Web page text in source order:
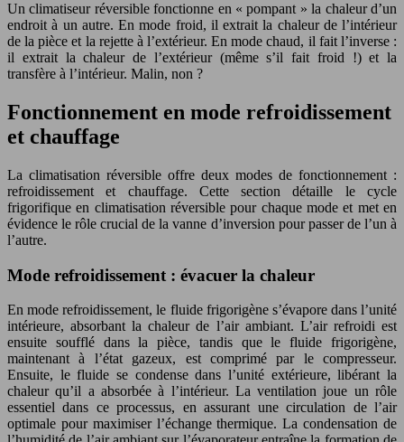
Un climatiseur réversible fonctionne en « pompant » la chaleur d’un
endroit à un autre. En mode froid, il extrait la chaleur de l’intérieur
de la pièce et la rejette à l’extérieur. En mode chaud, il fait l’inverse :
il extrait la chaleur de l’extérieur (même s’il fait froid !) et la
transfère à l’intérieur. Malin, non ?
Fonctionnement en mode refroidissement
et chauffage
La climatisation réversible offre deux modes de fonctionnement :
refroidissement et chauffage. Cette section détaille le cycle
frigorifique en climatisation réversible pour chaque mode et met en
évidence le rôle crucial de la vanne d’inversion pour passer de l’un à
l’autre.
Mode refroidissement : évacuer la chaleur
En mode refroidissement, le fluide frigorigène s’évapore dans l’unité
intérieure, absorbant la chaleur de l’air ambiant. L’air refroidi est
ensuite soufflé dans la pièce, tandis que le fluide frigorigène,
maintenant à l’état gazeux, est comprimé par le compresseur.
Ensuite, le fluide se condense dans l’unité extérieure, libérant la
chaleur qu’il a absorbée à l’intérieur. La ventilation joue un rôle
essentiel dans ce processus, en assurant une circulation de l’air
optimale pour maximiser l’échange thermique. La condensation de